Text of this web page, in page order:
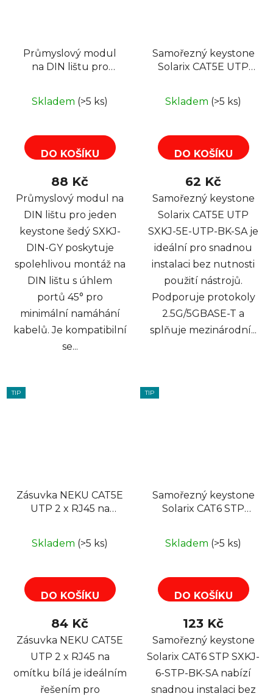
Průmyslový modul
na DIN lištu pro
Skladem (>5 ks)
DO KOŠÍKU
88 Kč
Průmyslový modul na
DIN lištu pro jeden
keystone šedý SXKJ-
DIN-GY poskytuje
spolehlivou montáž na
DIN lištu s úhlem
portů 45° pro
minimální namáhání
kabelů. Je kompatibilní
se...
Samořezný keystone
Solarix CAT5E UTP
Skladem (>5 ks)
DO KOŠÍKU
62 Kč
Samořezný keystone
Solarix CAT5E UTP
SXKJ-5E-UTP-BK-SA je
ideální pro snadnou
instalaci bez nutnosti
použití nástrojů.
Podporuje protokoly
2.5G/5GBASE-T a
splňuje mezinárodní...
TIP
Zásuvka NEKU CAT5E
UTP 2 x RJ45 na
Skladem (>5 ks)
DO KOŠÍKU
84 Kč
Zásuvka NEKU CAT5E
UTP 2 x RJ45 na
omítku bílá je ideálním
řešením pro
TIP
Samořezný keystone
Solarix CAT6 STP
Skladem (>5 ks)
DO KOŠÍKU
123 Kč
Samořezný keystone
Solarix CAT6 STP SXKJ-
6-STP-BK-SA nabízí
snadnou instalaci bez